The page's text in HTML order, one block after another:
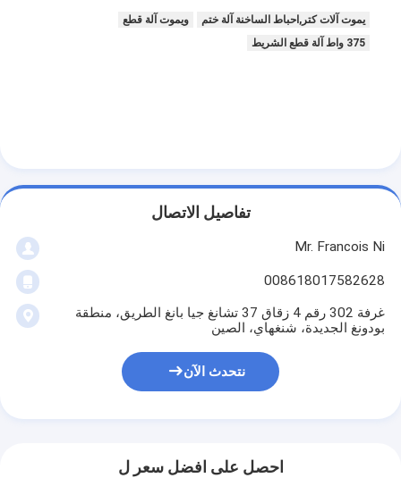
آلة الوسم الليزر
آلة تشكيل كيس ورق
يموت آلات كتر,احباط الساخنة آلة ختم
ويموت آلة قطع
375 واط آلة قطع الشريط
تفاصيل الاتصال
Mr. Francois Ni
008618017582628
غرفة 302 رقم 4 زقاق 37 تشانغ جيا بانغ الطريق، منطقة
بودونغ الجديدة، شنغهاي، الصين
نتحدث الآن
احصل على افضل سعر ل